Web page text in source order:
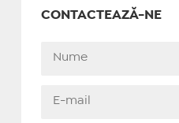
CONTACTEAZĂ-NE